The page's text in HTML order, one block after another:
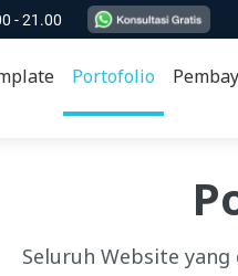
- 21.00
Portofolio
Seluruh Website